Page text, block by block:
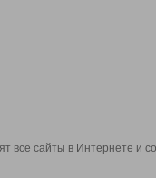
все сайты в Интернете и